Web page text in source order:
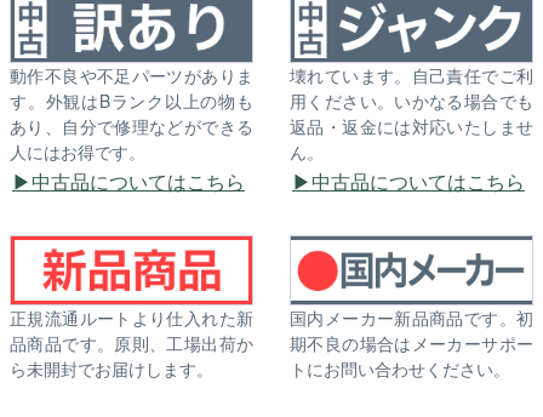
動作不良や不足パーツがありま
す。外観はBランク以上の物も
あり、自分で修理などができる
人にはお得です。
中古品についてはこちら
壊れています。自己責任でご利
用ください。いかなる場合でも
返品・返金には対応いたしませ
ん。
中古品についてはこちら
正規流通ルートより仕入れた新
品商品です。原則、工場出荷か
ら未開封でお届けします。
国内メーカー新品商品です。初
期不良の場合はメーカーサポー
トにお問い合わせください。